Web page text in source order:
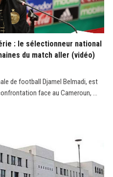
: le sélectionneur national
du match aller (vidéo)
de football Djamel Belmadi, est
face au Cameroun, ...